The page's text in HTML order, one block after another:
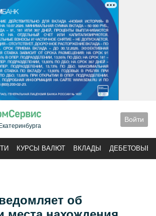
Войти
КУРСЫ ВАЛЮТ ВКЛАДЫ ДЕБЕТОВЫЕ
об